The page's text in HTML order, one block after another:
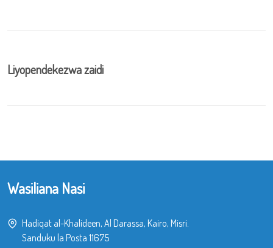
Liyopendekezwa zaidi
Wasiliana Nasi
Hadiqat al-Khalideen, Al Darassa, Kairo, Misri.
Sanduku la Posta 11675